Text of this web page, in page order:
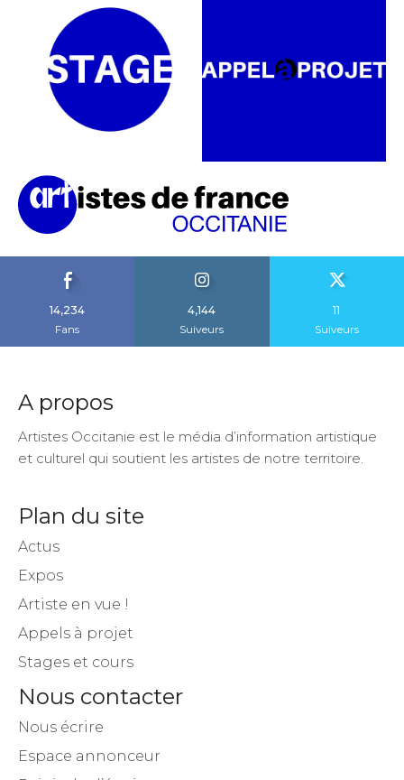
14,234
Fans
4,144
Suiveurs
11
Suiveurs
A propos
Artistes Occitanie est le média d’information artistique
et culturel qui soutient les artistes de notre territoire.
Plan du site
Actus
Expos
Artiste en vue !
Appels à projet
Stages et cours
Nous contacter
Nous écrire
Espace annonceur